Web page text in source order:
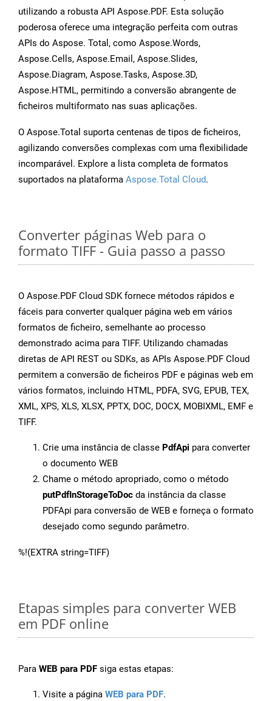
utilizando a robusta API Aspose.PDF. Esta solução
poderosa oferece uma integração perfeita com outras
APIs do Aspose. Total, como Aspose.Words,
Aspose.Cells, Aspose.Email, Aspose.Slides,
Aspose.Diagram, Aspose.Tasks, Aspose.3D,
Aspose.HTML, permitindo a conversão abrangente de
ficheiros multiformato nas suas aplicações.
O Aspose.Total suporta centenas de tipos de ficheiros,
agilizando conversões complexas com uma flexibilidade
incomparável. Explore a lista completa de formatos
suportados na plataforma Aspose.Total Cloud.
Converter páginas Web para o
formato TIFF - Guia passo a passo
O Aspose.PDF Cloud SDK fornece métodos rápidos e
fáceis para converter qualquer página web em vários
formatos de ficheiro, semelhante ao processo
demonstrado acima para TIFF. Utilizando chamadas
diretas de API REST ou SDKs, as APIs Aspose.PDF Cloud
permitem a conversão de ficheiros PDF e páginas web em
vários formatos, incluindo HTML, PDFA, SVG, EPUB, TEX,
XML, XPS, XLS, XLSX, PPTX, DOC, DOCX, MOBIXML, EMF e
TIFF.
Crie uma instância de classe PdfApi para converter
o documento WEB
Chame o método apropriado, como o método
putPdfInStorageToDoc da instância da classe
PDFApi para conversão de WEB e forneça o formato
desejado como segundo parâmetro.
%!(EXTRA string=TIFF)
Etapas simples para converter WEB
em PDF online
Para WEB para PDF siga estas etapas:
Visite a página WEB para PDF.